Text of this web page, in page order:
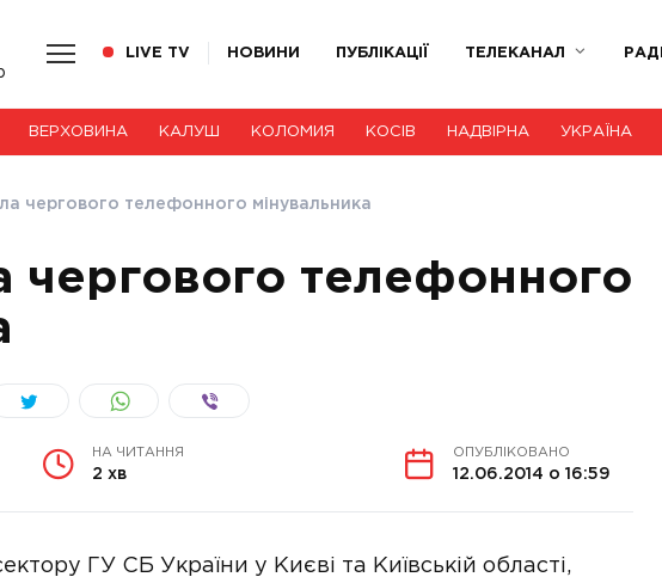
LIVE TV НОВИНИ ПУБЛІКАЦІЇ ТЕЛЕКАНАЛ
ВЕРХОВИНА КАЛУШ КОЛОМИЯ КОСІВ НАДВІРНА УКРАЇНА
чергового телефонного мінувальника
чергового телефонного
НА ЧИТАННЯ
2 хв
ОПУБЛІКОВАНО
12.06.2014 о 16:59
ГУ СБ України у Києві та Київській області,